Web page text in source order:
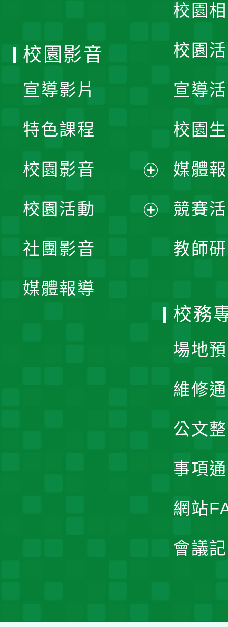
校園
校園
宣導
校園
媒體
競賽
教師
校園影音
宣導影片
特色課程
校園影音
開
校園活動
社團影音
媒體報導
校務
場地
維修
公文
事項
網站
會議